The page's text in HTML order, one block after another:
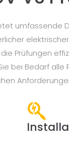
umfassende
Prüfungen
bei Bedarf